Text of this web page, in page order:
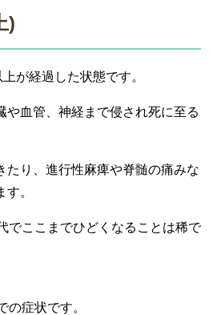
)
が経過した状態です。
や血管、神経まで侵され死に至る
たり、進行性麻痺や脊髄の痛みな
。
でここまでひどくなることは稀で
の症状です。